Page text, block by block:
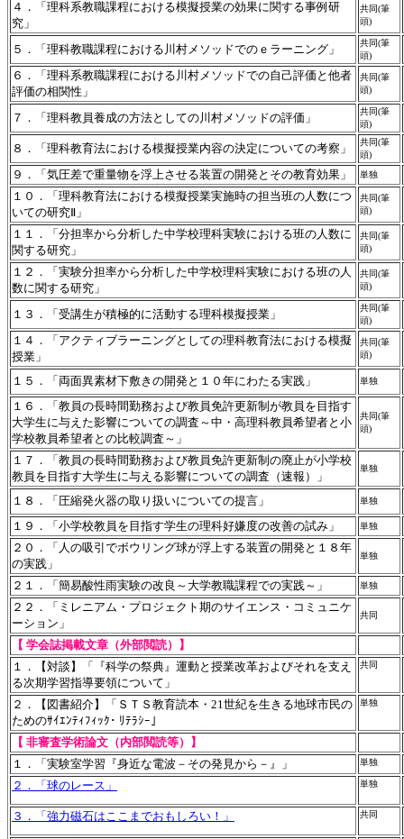
４．「理科系教職課程における模擬授業の効果に関する事例研
究」
共同(筆
頭)
５．「理科教職課程における川村メソッドでのｅラーニング」
共同(筆
頭)
６．「理科系教職課程における川村メソッドでの自己評価と他者
評価の相関性」
共同(筆
頭)
７．「理科教員養成の方法としての川村メソッドの評価」
共同(筆
頭)
８．「理科教育法における模擬授業内容の決定についての考察」
共同(筆
頭)
９．「気圧差で重量物を浮上させる装置の開発とその教育効果」 単独
１０．「理科教育法における模擬授業実施時の担当班の人数につ
いての研究Ⅱ」
共同(筆
頭)
１１．「分担率から分析した中学校理科実験における班の人数に
関する研究」
共同(筆
頭)
１２．「実験分担率から分析した中学校理科実験における班の人
数に関する研究」
共同(筆
頭)
１３．「受講生が積極的に活動する理科模擬授業」
共同(筆
頭)
１４．「アクティブラーニングとしての理科教育法における模擬
授業」
共同(筆
頭)
１５．「両面異素材下敷きの開発と１０年にわたる実践」 単独
１６．「教員の長時間勤務および教員免許更新制が教員を目指す
大学生に与えた影響についての調査～中・高理科教員希望者と小
学校教員希望者との比較調査～」
共同(筆
頭)
１７．「教員の長時間勤務および教員免許更新制の廃止が小学校
教員を目指す大学生に与える影響についての調査（速報）」
単独
１８．「圧縮発火器の取り扱いについての提言」 単独
１９．「小学校教員を目指す学生の理科好嫌度の改善の試み」 単独
２０．「人の吸引でボウリング球が浮上する装置の開発と１８年
の実践」
単独
２１．「簡易酸性雨実験の改良～大学教職課程での実践～」 単独
２２．「ミレニアム・プロジェクト期のサイエンス・コミュニケ
ーション」
共同
【 学会誌掲載文章（外部閲読）】
１．【対談】「『科学の祭典』運動と授業改革およびそれを支え
る次期学習指導要領について」
共同
２．【図書紹介】「ＳＴＳ教育読本・21世紀を生きる地球市民の
ためのｻｲｴﾝﾃｨﾌｨｯｸ･ ﾘﾃﾗｼｰ｣
単独
【 非審査学術論文（内部閲読等）】
１．「実験室学習『身近な電波－その発見から－』」
単独
２．「球のレース」 単独
３．「強力磁石はここまでおもしろい！」 共同